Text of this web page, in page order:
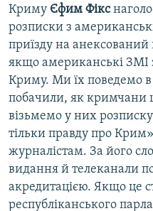
Криму Єфим Фікс
розписки з
приїзду на анексований
якщо американські ЗМІ
Криму. Ми їх поведемо в
побачили, як кримчани
візьмемо у них
тільки правду про
журналістам. За його
видання й телеканали
акредитацією. Якщо це
республіканського